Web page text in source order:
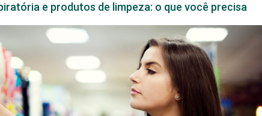
e produtos de limpeza: o que você precisa